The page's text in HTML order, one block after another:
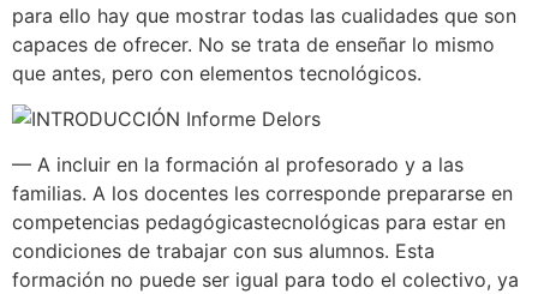
para ello hay que mostrar todas las cualidades que son
capaces de ofrecer. No se trata de enseñar lo mismo
que antes, pero con elementos tecnológicos.
— A incluir en la formación al profesorado y a las
familias. A los docentes les corresponde prepararse en
competencias pedagógicastecnológicas para estar en
condiciones de trabajar con sus alumnos. Esta
formación no puede ser igual para todo el colectivo, ya